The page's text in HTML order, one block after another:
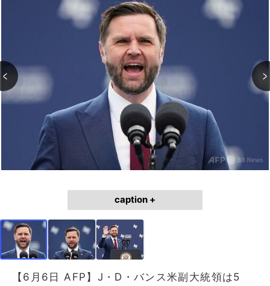
caption +
【6月6日 AFP】J・D・バンス米副大統領は5